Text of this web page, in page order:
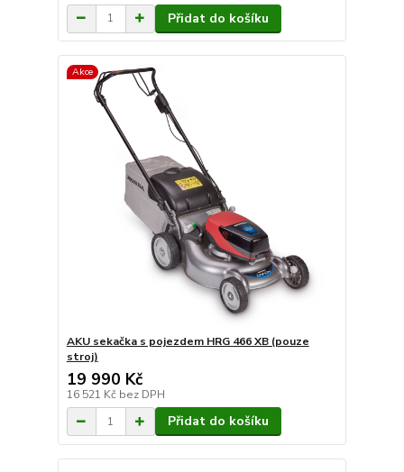
Přidat do košíku
Akce
AKU sekačka s pojezdem HRG 466 XB (pouze
stroj)
19 990 Kč
16 521 Kč bez DPH
Přidat do košíku